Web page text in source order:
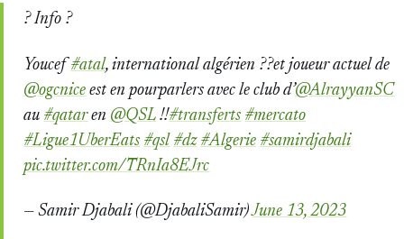
? Info ?
Youcef #atal, international algérien ??et joueur actuel de
@ogcnice est en pourparlers avec le club d’@AlrayyanSC
au #qataren @QSL !!#transferts #mercato
#Ligue1UberEats #qsl #dz #Algerie #samirdjabali
pic.twitter.com/TRnIa8EJrc
— Samir Djabali (@DjabaliSamir)June 13, 2023